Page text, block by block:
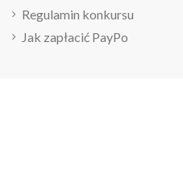
Regulamin konkursu
Jak zapłacić PayPo